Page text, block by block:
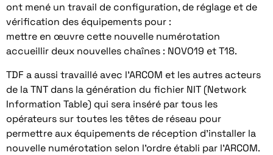
ont mené un travail de configuration, de réglage et de
vérification des équipements pour :
mettre en œuvre cette nouvelle numérotation
accueillir deux nouvelles chaînes : NOVO19 et T18.
TDF a aussi travaillé avec l’ARCOM et les autres acteurs
de la TNT dans la génération du fichier NIT (Network
Information Table) qui sera inséré par tous les
opérateurs sur toutes les têtes de réseau pour
permettre aux équipements de réception d’installer la
nouvelle numérotation selon l’ordre établi par l’ARCOM.